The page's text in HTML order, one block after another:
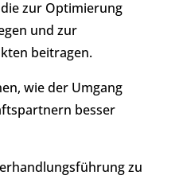
zur Optimierung
und zur
beitragen.
wie der Umgang
besser
zu